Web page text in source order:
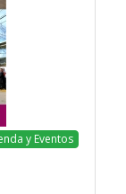
y Eventos